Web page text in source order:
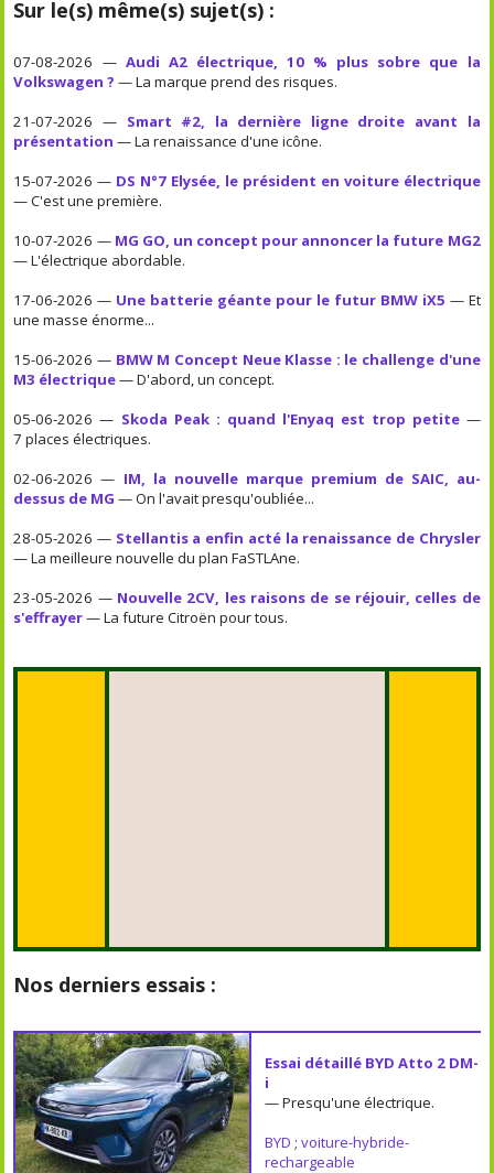
Sur le(s) même(s) sujet(s) :
07-08-2026 — Audi A2 électrique, 10 % plus sobre que la
Volkswagen ? — La marque prend des risques.
21-07-2026 — Smart #2, la dernière ligne droite avant la
présentation — La renaissance d'une icône.
15-07-2026 — DS N°7 Elysée, le président en voiture électrique
— C'est une première.
10-07-2026 — MG GO, un concept pour annoncer la future MG2
— L'électrique abordable.
17-06-2026 — Une batterie géante pour le futur BMW iX5 — Et
une masse énorme...
15-06-2026 — BMW M Concept Neue Klasse : le challenge d'une
M3 électrique— D'abord, un concept.
05-06-2026 — Skoda Peak : quand l'Enyaq est trop petite—
7 places électriques.
02-06-2026 — IM, la nouvelle marque premium de SAIC, au-
dessus de MG — On l'avait presqu'oubliée...
28-05-2026 — Stellantis a enfin acté la renaissance de Chrysler
— La meilleure nouvelle du plan FaSTLAne.
23-05-2026 — Nouvelle 2CV, les raisons de se réjouir, celles de
s'effrayer— La future Citroën pour tous.
Nos derniers essais :
Essai détaillé BYD Atto 2 DM-
i
— Presqu'une électrique.
BYD ; voiture-hybride-
rechargeable